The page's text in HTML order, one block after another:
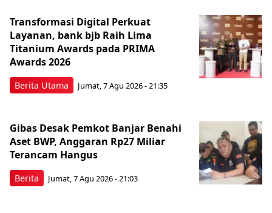
Berita Utama
Transformasi Digital Perkuat
Layanan, bank bjb Raih Lima
Titanium Awards pada PRIMA
Awards 2026
Jumat, 7 Agu 2026 - 21:35
Berita
Gibas Desak Pemkot Banjar Benahi
Aset BWP, Anggaran Rp27 Miliar
Terancam Hangus
Jumat, 7 Agu 2026 - 21:03